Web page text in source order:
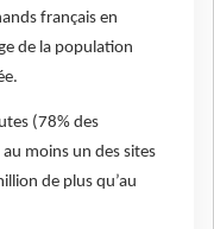
français en
de la population
(78% des
moins un des sites
de plus qu’au